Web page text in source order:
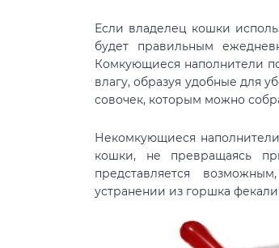
Если владелец кошки
будет правильным
Комкующиеся наполнители
влагу, образуя удобные для
совочек, которым можно
Некомкующиеся
кошки, не превращаясь
представляется
устранении из горшка